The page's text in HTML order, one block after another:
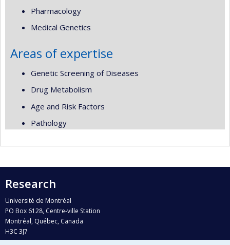
Pharmacology
Medical Genetics
Areas of expertise
Genetic Screening of Diseases
Drug Metabolism
Age and Risk Factors
Pathology
Research
Université de Montréal
PO Box 6128, Centre-ville Station
Montréal, Québec, Canada
H3C 3J7